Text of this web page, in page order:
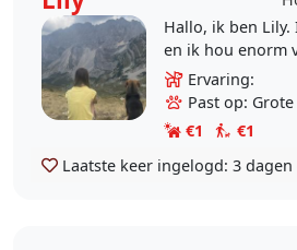
Hallo, ik ben
en ik hou enorm
Ik mag thuis
schattige
wel zeer..
Ervaring:
Past op:
€1
€1
Laatste keer ingelogd: 3 dagen